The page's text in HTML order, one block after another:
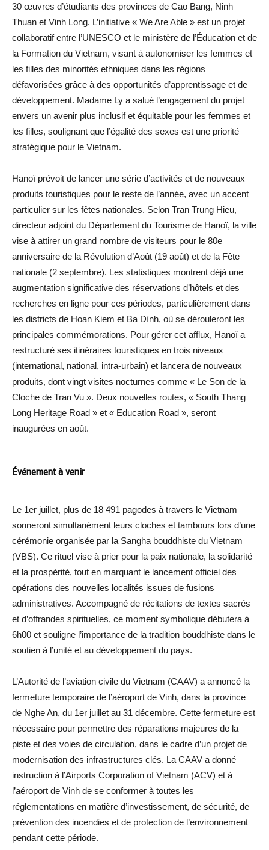
30 œuvres d’étudiants des provinces de Cao Bang, Ninh
Thuan et Vinh Long. L’initiative « We Are Able » est un projet
collaboratif entre l’UNESCO et le ministère de l’Éducation et de
la Formation du Vietnam, visant à autonomiser les femmes et
les filles des minorités ethniques dans les régions
défavorisées grâce à des opportunités d’apprentissage et de
développement. Madame Ly a salué l’engagement du projet
envers un avenir plus inclusif et équitable pour les femmes et
les filles, soulignant que l’égalité des sexes est une priorité
stratégique pour le Vietnam.
Hanoï prévoit de lancer une série d’activités et de nouveaux
produits touristiques pour le reste de l’année, avec un accent
particulier sur les fêtes nationales. Selon Tran Trung Hieu,
directeur adjoint du Département du Tourisme de Hanoï, la ville
vise à attirer un grand nombre de visiteurs pour le 80e
anniversaire de la Révolution d’Août (19 août) et de la Fête
nationale (2 septembre). Les statistiques montrent déjà une
augmentation significative des réservations d’hôtels et des
recherches en ligne pour ces périodes, particulièrement dans
les districts de Hoan Kiem et Ba Dình, où se dérouleront les
principales commémorations. Pour gérer cet afflux, Hanoï a
restructuré ses itinéraires touristiques en trois niveaux
(international, national, intra-urbain) et lancera de nouveaux
produits, dont vingt visites nocturnes comme « Le Son de la
Cloche de Tran Vu ». Deux nouvelles routes, « South Thang
Long Heritage Road » et « Education Road », seront
inaugurées en août.
Événement à venir
Le 1er juillet, plus de 18 491 pagodes à travers le Vietnam
sonneront simultanément leurs cloches et tambours lors d’une
cérémonie organisée par la Sangha bouddhiste du Vietnam
(VBS). Ce rituel vise à prier pour la paix nationale, la solidarité
et la prospérité, tout en marquant le lancement officiel des
opérations des nouvelles localités issues de fusions
administratives. Accompagné de récitations de textes sacrés
et d’offrandes spirituelles, ce moment symbolique débutera à
6h00 et souligne l’importance de la tradition bouddhiste dans le
soutien à l’unité et au développement du pays.
L’Autorité de l’aviation civile du Vietnam (CAAV) a annoncé la
fermeture temporaire de l’aéroport de Vinh, dans la province
de Nghe An, du 1er juillet au 31 décembre. Cette fermeture est
nécessaire pour permettre des réparations majeures de la
piste et des voies de circulation, dans le cadre d’un projet de
modernisation des infrastructures clés. La CAAV a donné
instruction à l’Airports Corporation of Vietnam (ACV) et à
l’aéroport de Vinh de se conformer à toutes les
réglementations en matière d’investissement, de sécurité, de
prévention des incendies et de protection de l’environnement
pendant cette période.